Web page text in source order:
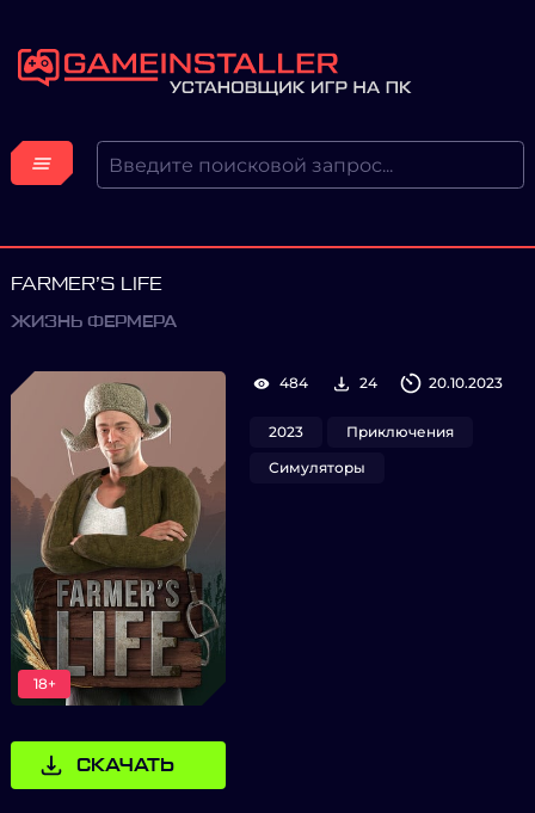
FARMER’S LIFE
ЖИЗНЬ ФЕРМЕРА
18+
СКАЧАТЬ
484 24 20.10.2023
2023
Приключения
Симуляторы